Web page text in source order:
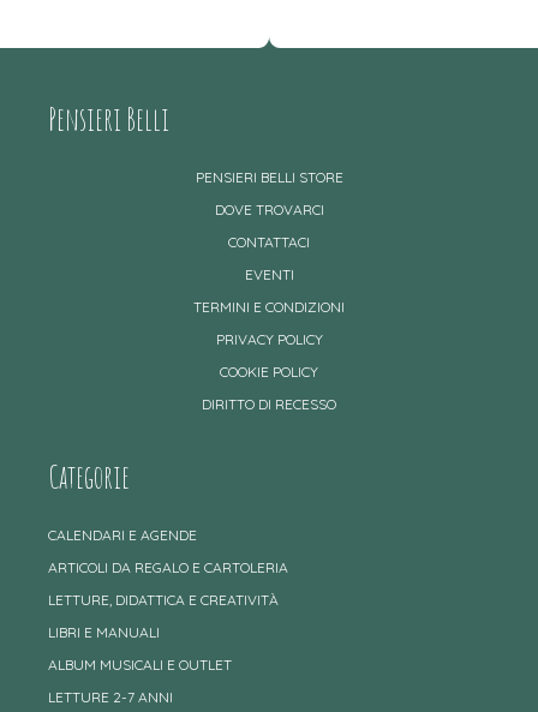
Pensieri Belli
PENSIERI BELLI STORE
DOVE TROVARCI
CONTATTACI
EVENTI
TERMINI E CONDIZIONI
PRIVACY POLICY
COOKIE POLICY
DIRITTO DI RECESSO
Categorie
CALENDARI E AGENDE
ARTICOLI DA REGALO E CARTOLERIA
LETTURE, DIDATTICA E CREATIVITÀ
LIBRI E MANUALI
ALBUM MUSICALI E OUTLET
LETTURE 2-7 ANNI